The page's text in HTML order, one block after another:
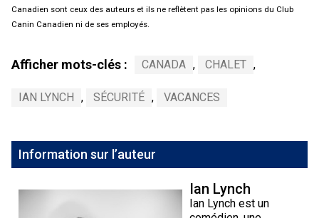
Canadien sont ceux des auteurs et ils ne reflètent pas les opinions du Club
Canin Canadien ni de ses employés.
Afficher mots-clés : CANADA , CHALET ,
IAN LYNCH , SÉCURITÉ , VACANCES
Information sur l’auteur
Ian Lynch
Ian Lynch est un